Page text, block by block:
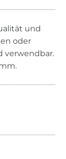
und
oder
verwendbar.